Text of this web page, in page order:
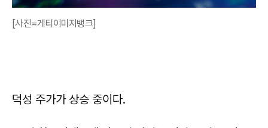
[사진=게티이미지뱅크]
덕성 주가가 상승 중이다.